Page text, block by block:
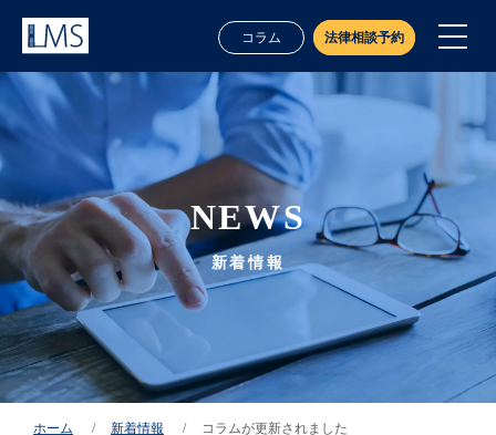
コラム 法律相談予約
業務案内
NEWS
新着情報
ホーム 新着情報 コラムが更新されました